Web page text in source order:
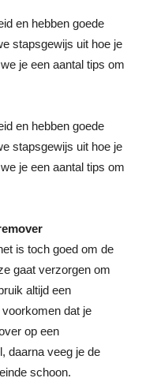
en hebben goede
stapsgewijs uit hoe je
je een aantal tips om
en hebben goede
stapsgewijs uit hoe je
je een aantal tips om
is toch goed om de
gaat verzorgen om
altijd een
dat je
op een
daarna veeg je de
schoon.